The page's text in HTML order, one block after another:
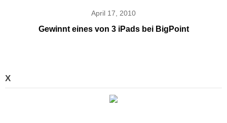
April 17, 2010
Gewinnt eines von 3 iPads bei BigPoint
X